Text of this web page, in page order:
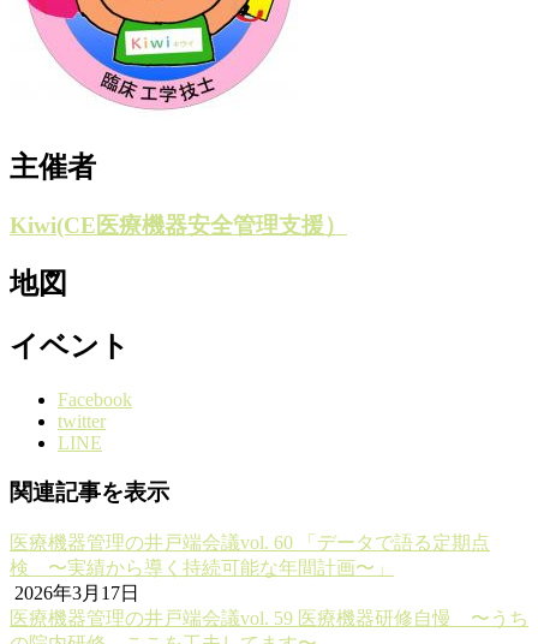
主催者
Kiwi(CE医療機器安全管理支援）
地図
イベント
Facebook
twitter
LINE
関連記事を表示
医療機器管理の井戸端会議vol. 60 「データで語る定期点
検 〜実績から導く持続可能な年間計画〜」
2026年3月17日
医療機器管理の井戸端会議vol. 59 医療機器研修自慢 〜うち